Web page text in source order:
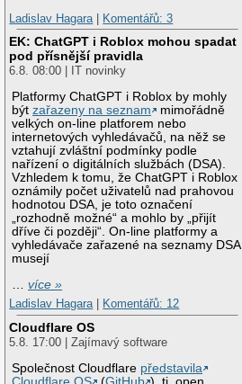
Ladislav Hagara
Komentářů: 3
EK: ChatGPT i Roblox mohou spadat
pod přísnější pravidla
6.8. 08:00 | IT novinky
Platformy ChatGPT i Roblox by mohly
býtzařazeny na seznam
mimořádně
velkých on-line platforem nebo
internetových vyhledávačů, na něž se
vztahují zvláštní podmínky podle
nařízení o digitálních službách (DSA).
Vzhledem k tomu, že ChatGPT i Roblox
oznámily počet uživatelů nad prahovou
hodnotou DSA, je toto označení
„rozhodně možné“ a mohlo by „přijít
dříve či později“. On-line platformy a
vyhledávače zařazené na seznamy DSA
musejí
…více »
Ladislav Hagara| Komentářů: 12
Cloudflare OS
5.8. 17:00 | Zajímavý software
Společnost Cloudflare představila
Cloudflare OS
(GitHub ), tj. open